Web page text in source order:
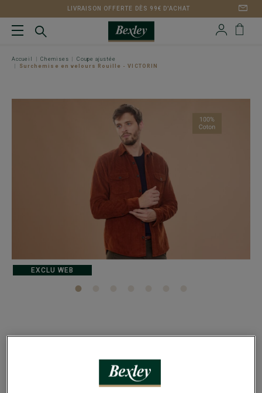
LIVRAISON OFFERTE DÈS 99€ D'ACHAT
Accueil Chemises
Coupe ajustée
Surchemise en velours Rouille - VICTORIN
Surchemise homme Manches longues - 100% coton - Coupe
EXCLU WEB